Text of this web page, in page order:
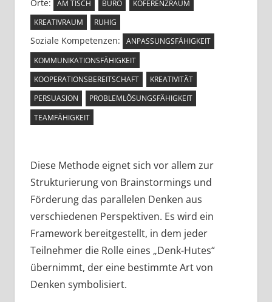
Orte: AM TISCH BÜRO
KOFERENZRAUM
KREATIVRAUM
RUHIG
Soziale Kompetenzen:
ANPASSUNGSFÄHIGKEIT
KOMMUNIKATIONSFÄHIGKEIT
KOOPERATIONSBEREITSCHAFT
KREATIVITÄT
PERSUASION
PROBLEMLÖSUNGSFÄHIGKEIT
TEAMFÄHIGKEIT
Diese Methode eignet sich vor allem zur
Strukturierung von Brainstormings und
Förderung das parallelen Denken aus
verschiedenen Perspektiven. Es wird ein
Framework bereitgestellt, in dem jeder
Teilnehmer die Rolle eines „Denk-Hutes“
übernimmt, der eine bestimmte Art von
Denken symbolisiert.